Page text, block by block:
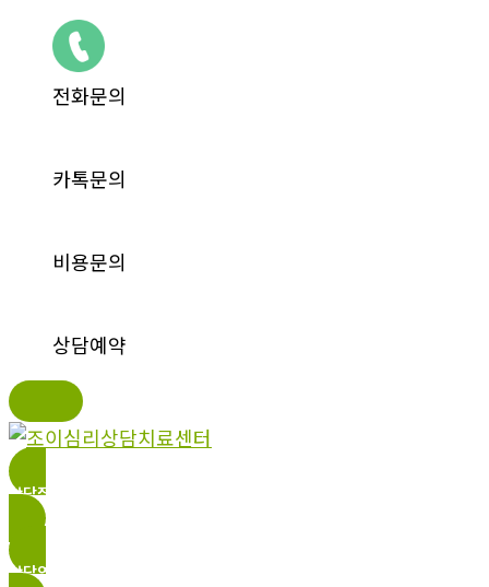
전화문의
카톡문의
비용문의
상담예약
콘
텐
츠
건
상담절차
상담연구진소개